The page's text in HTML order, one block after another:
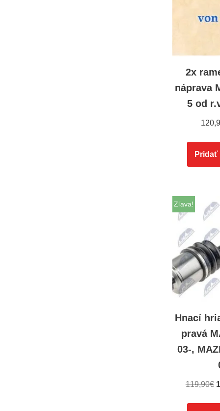
2x
náprava
5 od
Pridať
Zľava!
Hnací
pravá
03-,
119,90€